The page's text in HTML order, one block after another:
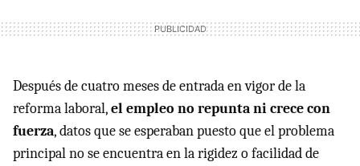
Después de cuatro meses de entrada en vigor de la
reforma laboral,el empleo no repunta ni crece con
fuerza, datos que se esperaban puesto que el problema
principal no se encuentra en la rigidez o facilidad de